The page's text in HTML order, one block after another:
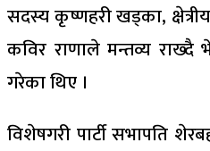
सदस्य कृष्णहरी खड्का,
कविर राणाले मन्तव्य
गरेका थिए ।
विशेषगरी पार्टी सभापति